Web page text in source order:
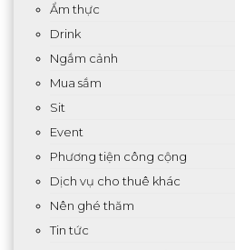
Ẩm thực
Drink
Ngắm cảnh
Mua sắm
Sit
Event
Phương tiện công cộng
Dịch vụ cho thuê khác
Nên ghé thăm
Tin tức